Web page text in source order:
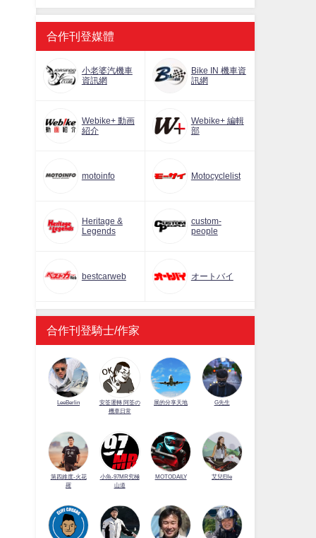
合作刊登媒體
小老婆汽機車
資訊網
Bike IN 機車資
訊網
Webike+ 動画
紹介
Webike+ 編輯
部
motoinfo Motocyclelist
Heritage &
Legends
custom-
people
bestcarweb オートバイ
合作刊登騎士/作家
LeeBerlin
安筌運轉 阿筌の
機車日常
展的分享天地 G先生
第四維度-火花
羅
小魚-97MR究極
山道
MOTODAILY 艾兒Elle